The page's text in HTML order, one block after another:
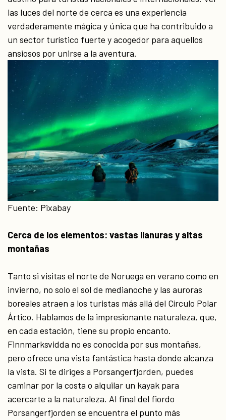
las luces del norte de cerca es una experiencia
verdaderamente mágica y única que ha contribuido a
un sector turístico fuerte y acogedor para aquellos
ansiosos por unirse a la aventura.
Fuente: Pixabay
Cerca de los elementos: vastas llanuras y altas
montañas
Tanto si visitas el norte de Noruega en verano como en
invierno, no solo el sol de medianoche y las auroras
boreales atraen a los turistas más allá del Círculo Polar
Ártico. Hablamos de la impresionante naturaleza, que,
en cada estación, tiene su propio encanto.
Finnmarksvidda no es conocida por sus montañas,
pero ofrece una vista fantástica hasta donde alcanza
la vista. Si te diriges a Porsangerfjorden, puedes
caminar por la costa o alquilar un kayak para
acercarte a la naturaleza. Al final del fiordo
Porsangerfjorden se encuentra el punto más